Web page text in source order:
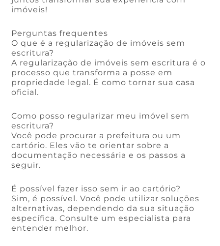
imóveis!
Perguntas frequentes
O que é a regularização de imóveis sem
escritura?
A regularização de imóveis sem escritura é o
processo que transforma a posse em
propriedade legal. É como tornar sua casa
oficial.
Como posso regularizar meu imóvel sem
escritura?
Você pode procurar a prefeitura ou um
cartório. Eles vão te orientar sobre a
documentação necessária e os passos a
seguir.
É possível fazer isso sem ir ao cartório?
Sim, é possível. Você pode utilizar soluções
alternativas, dependendo da sua situação
específica. Consulte um especialista para
entender melhor.